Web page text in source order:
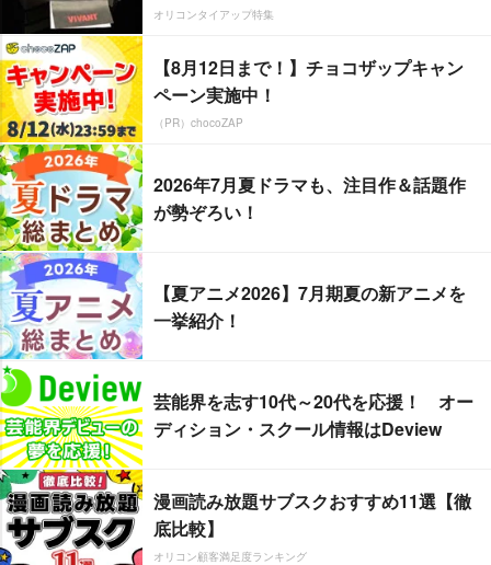
オリコンタイアップ特集
【8月12日まで！】チョコザップキャン
ペーン実施中！
（PR）chocoZAP
2026年7月夏ドラマも、注目作＆話題作
が勢ぞろい！
【夏アニメ2026】7月期夏の新アニメを
一挙紹介！
芸能界を志す10代～20代を応援！ オー
ディション・スクール情報はDeview
漫画読み放題サブスクおすすめ11選【徹
底比較】
オリコン顧客満足度ランキング